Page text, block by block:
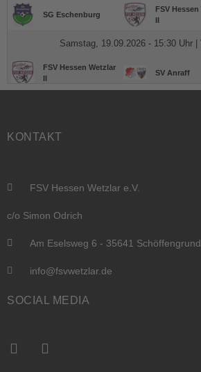
KONTAKT
FSV Hessen Wetzlar e.V.
c/o Simon Odrich
Am Eselsweg 6 - 35641 Schöffengrund
info@fsvwetzlar.de
SOCIAL MEDIA